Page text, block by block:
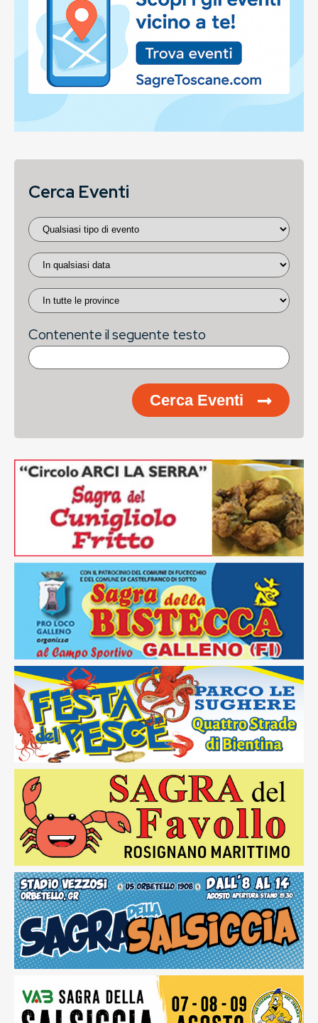
Cerca Eventi
Contenente il seguente testo
Cerca Eventi